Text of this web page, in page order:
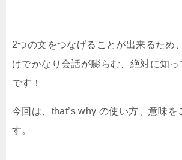
2つの文をつなげることが出来るため
けでかなり会話が膨らむ、絶対に知
です！
今回は、that’s why の使い方、意味を
す。